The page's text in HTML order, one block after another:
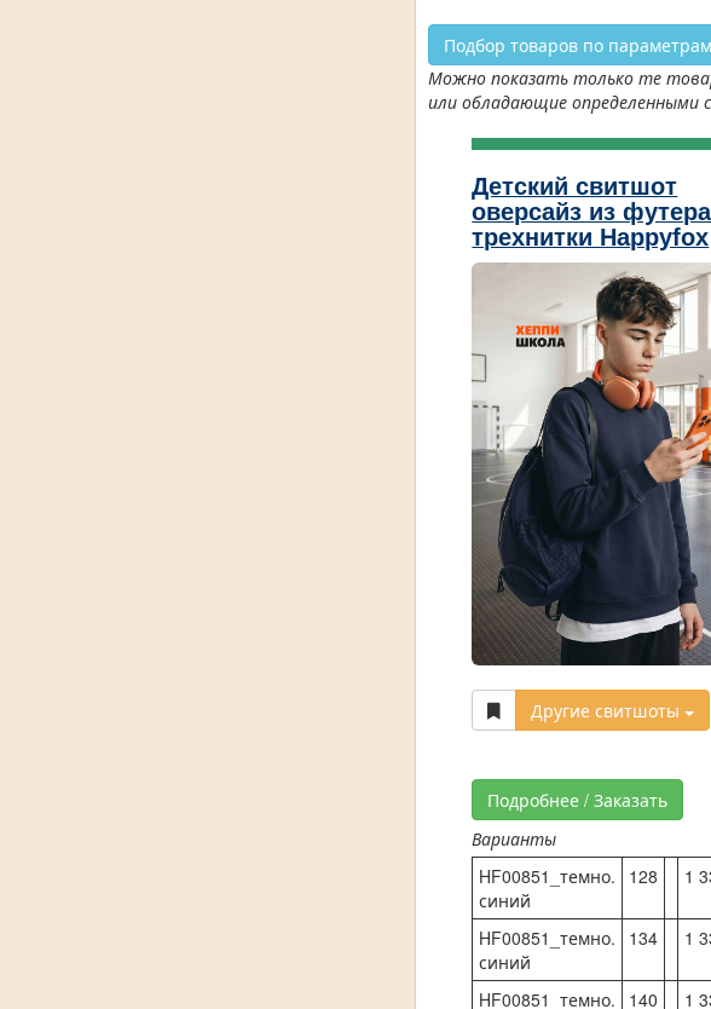
Подбор товаров по параметрам
Можно показать только те
или обладающие определенными
Детский свитшот
оверсайз из футера
трехнитки Happyfox
Другие свитшоты
Подробнее / Заказать
Варианты
HF00851_темно.
синий
128 1
HF00851_темно.
синий
134 1
HF00851_темно.
140 1